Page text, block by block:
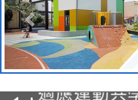
本校115學
招甄選結果